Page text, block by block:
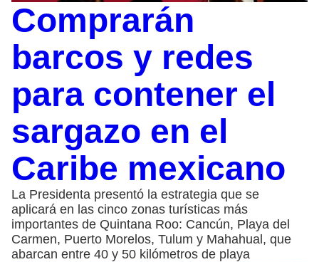
Comprarán
barcos y redes
para contener el
sargazo en el
Caribe mexicano
La Presidenta presentó la estrategia que se
aplicará en las cinco zonas turísticas más
importantes de Quintana Roo: Cancún, Playa del
Carmen, Puerto Morelos, Tulum y Mahahual, que
abarcan entre 40 y 50 kilómetros de playa